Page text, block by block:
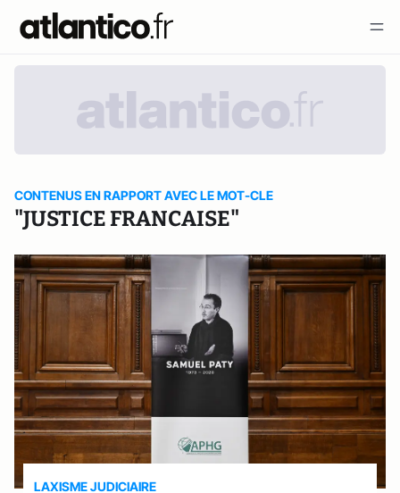
CONTENUS EN RAPPORT AVEC LE MOT-CLE
"JUSTICE FRANCAISE"
LAXISME JUDICIAIRE